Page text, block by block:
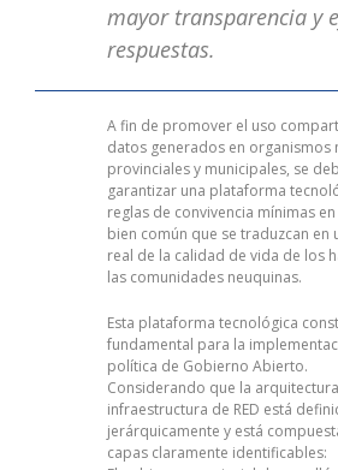
mayor transparencia y
respuestas.
A fin de promover el uso
datos generados en organismos
provinciales y municipales, se
garantizar una plataforma
reglas de convivencia mínimas
bien común que se traduzcan en
real de la calidad de vida de los
las comunidades neuquinas.
Esta plataforma tecnológica
fundamental para la
política de Gobierno Abierto.
Considerando que la
infraestructura de RED está
jerárquicamente y está
capas claramente identificables: